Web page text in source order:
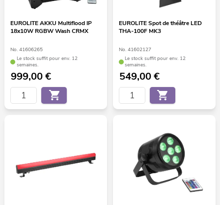
EUROLITE AKKU Multiflood IP
18x10W RGBW Wash CRMX
No. 41606265
Le stock suffit pour env. 12
semaines.
999,00€
EUROLITE Spot de théâtre LED
THA-100F MK3
No. 41602127
Le stock suffit pour env. 12
semaines.
549,00€